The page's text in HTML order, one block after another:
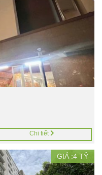
Chi tiết
GIÁ :4 TỶ